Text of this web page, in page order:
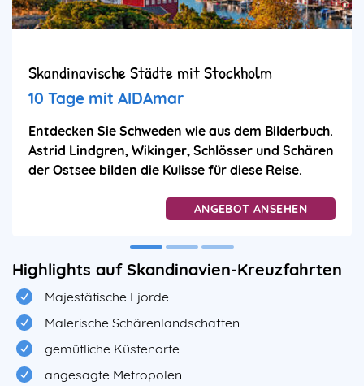
Skandinavische Städte mit Stockholm
10 Tage mit AIDAmar
Entdecken Sie Schweden wie aus dem Bilderbuch.
Astrid Lindgren, Wikinger, Schlösser und Schären
der Ostsee bilden die Kulisse für diese Reise.
ANGEBOT ANSEHEN
Highlights auf Skandinavien-Kreuzfahrten
Majestätische Fjorde
Malerische Schärenlandschaften
gemütliche Küstenorte
angesagte Metropolen